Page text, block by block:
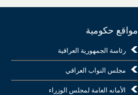
مواقع حكومية
رئاسة الجمهورية العراقية
مجلس النواب العراقي
الأمانه العامة لمجلس الوزراء